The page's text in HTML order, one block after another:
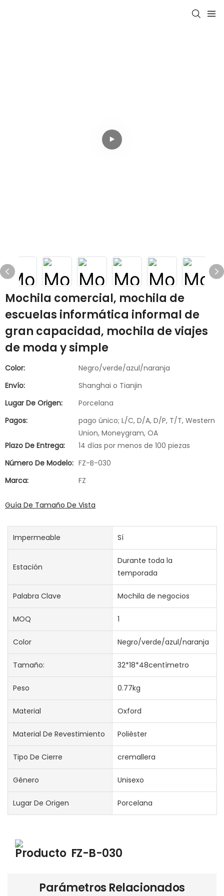
Mochila comercial, mochila de
escuelas informática informal de
gran capacidad, mochila de viajes
de moda y simple
Color:
Negro/verde/azul/naranja
Envío:
Shanghai o Tianjin
Lugar De Origen:
Porcelana
Pagos:
pago único; L/C, D/A, D/P, T/T, Western
Union, Moneygram, OA
Plazo De Entrega:
14 días por menos de 100 piezas
Número De Modelo: FZ-B-030
Marca:
FZ
Guía De Tamaño De Vista
Impermeable Sí
Estación
Durante toda la
temporada
Palabra Clave Mochila de negocios
MOQ 1
Color Negro/verde/azul/naranja
Tamaño: 32*18*48centímetro
Peso 0.77kg
Material Oxford
Material De Revestimiento Poliéster
Tipo De Cierre cremallera
Género Unisexo
Lugar De Origen Porcelana
Producto FZ-B-030
Parámetros Relacionados